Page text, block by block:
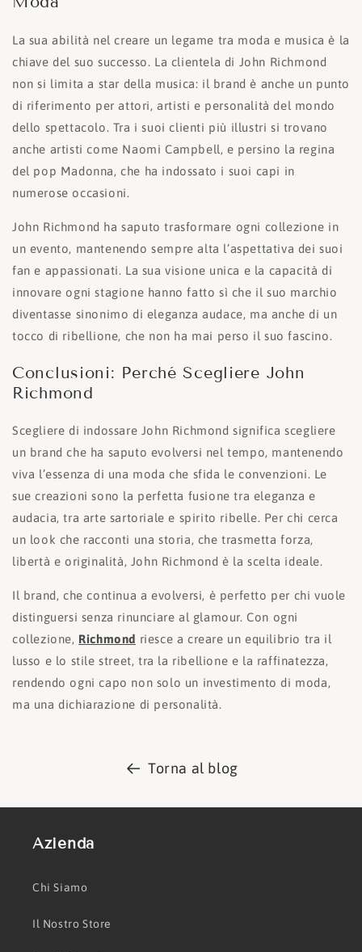
La sua abilità nel creare un legame tra moda e musica è la
chiave del suo successo. La clientela di John Richmond
non si limita a star della musica: il brand è anche un punto
di riferimento per attori, artisti e personalità del mondo
dello spettacolo. Tra i suoi clienti più illustri si trovano
anche artisti come Naomi Campbell, e persino la regina
del pop Madonna, che ha indossato i suoi capi in
numerose occasioni.
John Richmond ha saputo trasformare ogni collezione in
un evento, mantenendo sempre alta l’aspettativa dei suoi
fan e appassionati. La sua visione unica e la capacità di
innovare ogni stagione hanno fatto sì che il suo marchio
diventasse sinonimo di eleganza audace, ma anche di un
tocco di ribellione, che non ha mai perso il suo fascino.
Conclusioni: Perché Scegliere John
Richmond
Scegliere di indossare John Richmond significa scegliere
un brand che ha saputo evolversi nel tempo, mantenendo
viva l’essenza di una moda che sfida le convenzioni. Le
sue creazioni sono la perfetta fusione tra eleganza e
audacia, tra arte sartoriale e spirito ribelle. Per chi cerca
un look che racconti una storia, che trasmetta forza,
libertà e originalità, John Richmond è la scelta ideale.
Il brand, che continua a evolversi, è perfetto per chi vuole
distinguersi senza rinunciare al glamour. Con ogni
collezione, Richmond riesce a creare un equilibrio tra il
lusso e lo stile street, tra la ribellione e la raffinatezza,
rendendo ogni capo non solo un investimento di moda,
ma una dichiarazione di personalità.
Torna al blog
Azienda
Chi Siamo
Il Nostro Store